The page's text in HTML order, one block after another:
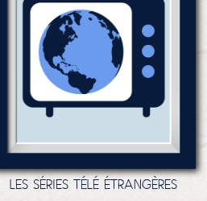
LES SÉRIES TÉLÉ ÉTRANGÈRES